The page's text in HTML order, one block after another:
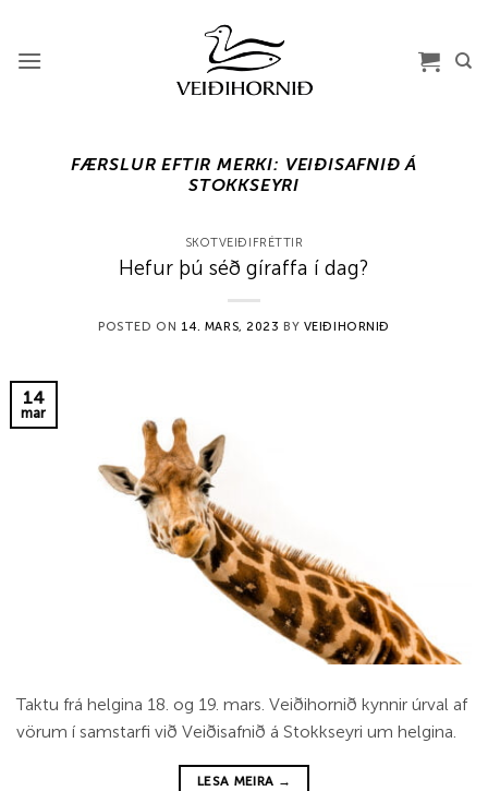
content
FÆRSLUR EFTIR MERKI: VEIÐISAFNIÐ Á
STOKKSEYRI
SKOTVEIÐIFRÉTTIR
Hefur þú séð gíraffa í dag?
POSTED ON 14. MARS, 2023 BY VEIÐIHORNIÐ
14
mar
Taktu frá helgina 18. og 19. mars. Veiðihornið kynnir úrval af
vörum í samstarfi við Veiðisafnið á Stokkseyri um helgina.
LESA MEIRA →